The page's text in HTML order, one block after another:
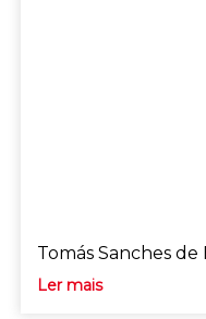
Tomás Sanches de
Ler mais